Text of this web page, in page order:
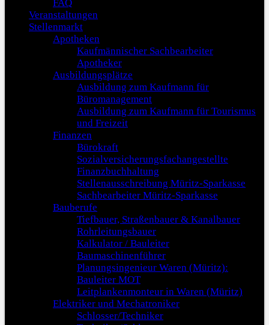
FAQ
Veranstaltungen
Stellenmarkt
Apotheken
Kaufmännischer Sachbearbeiter
Apotheker
Ausbildungsplätze
Ausbildung zum Kaufmann für
Büromanagement
Ausbildung zum Kaufmann für Tourismus
und Freizeit
Finanzen
Bürokraft
Sozialversicherungsfachangestellte
Finanzbuchhaltung
Stellenausschreibung Müritz-Sparkasse
Sachbearbeiter Müritz-Sparkasse
Bauberufe
Tiefbauer, Straßenbauer & Kanalbauer
Rohrleitungsbauer
Kalkulator / Bauleiter
Baumaschinenführer
Planungsingenieur Waren (Müritz):
Bauleiter MOT
Leitplankenmonteur in Waren (Müritz)
Elektriker und Mechatroniker
Schlosser/Techniker